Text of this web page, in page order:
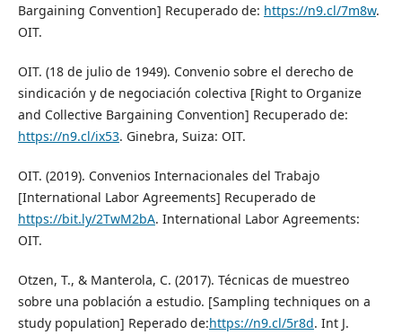
Bargaining Convention] Recuperado de: https://n9.cl/7m8w.
OIT.
OIT. (18 de julio de 1949). Convenio sobre el derecho de
sindicación y de negociación colectiva [Right to Organize
and Collective Bargaining Convention] Recuperado de:
https://n9.cl/ix53. Ginebra, Suiza: OIT.
OIT. (2019). Convenios Internacionales del Trabajo
[International Labor Agreements] Recuperado de
https://bit.ly/2TwM2bA. International Labor Agreements:
OIT.
Otzen, T., & Manterola, C. (2017). Técnicas de muestreo
sobre una población a estudio. [Sampling techniques on a
study population] Reperado de:https://n9.cl/5r8d. Int J.